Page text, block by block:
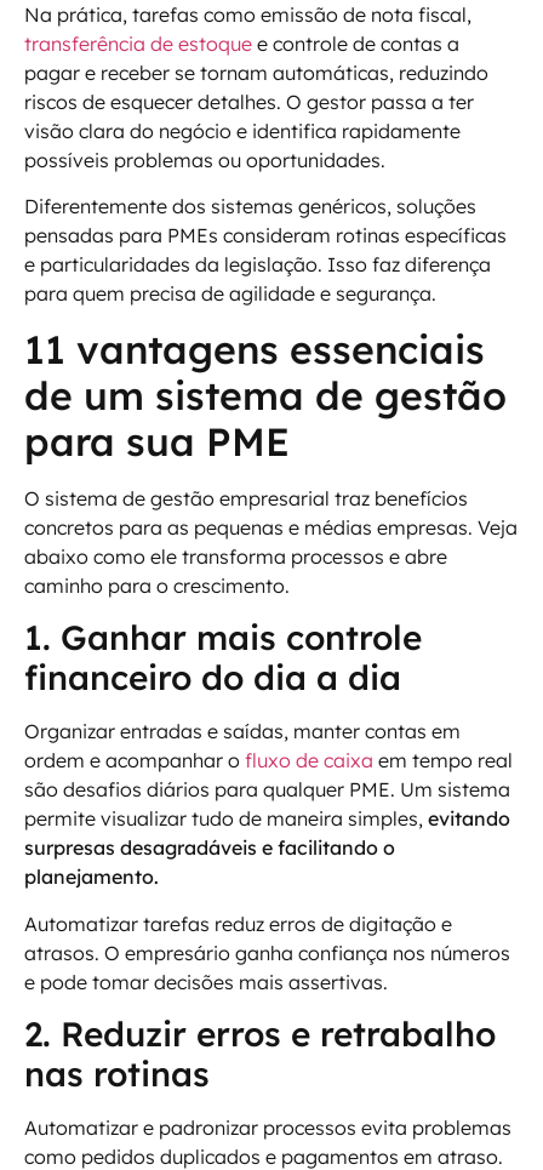
Na prática, tarefas como emissão de nota fiscal,
transferência de estoque e controle de contas a
pagar e receber se tornam automáticas, reduzindo
riscos de esquecer detalhes. O gestor passa a ter
visão clara do negócio e identifica rapidamente
possíveis problemas ou oportunidades.
Diferentemente dos sistemas genéricos, soluções
pensadas para PMEs consideram rotinas específicas
e particularidades da legislação. Isso faz diferença
para quem precisa de agilidade e segurança.
11 vantagens essenciais
de um sistema de gestão
para sua PME
O sistema de gestão empresarial traz benefícios
concretos para as pequenas e médias empresas. Veja
abaixo como ele transforma processos e abre
caminho para o crescimento.
1. Ganhar mais controle
financeiro do dia a dia
Organizar entradas e saídas, manter contas em
ordem e acompanhar o fluxo de caixa em tempo real
são desafios diários para qualquer PME. Um sistema
permite visualizar tudo de maneira simples, evitando
surpresas desagradáveis e facilitando o
planejamento.
Automatizar tarefas reduz erros de digitação e
atrasos. O empresário ganha confiança nos números
e pode tomar decisões mais assertivas.
2. Reduzir erros e retrabalho
nas rotinas
Automatizar e padronizar processos evita problemas
como pedidos duplicados e pagamentos em atraso.